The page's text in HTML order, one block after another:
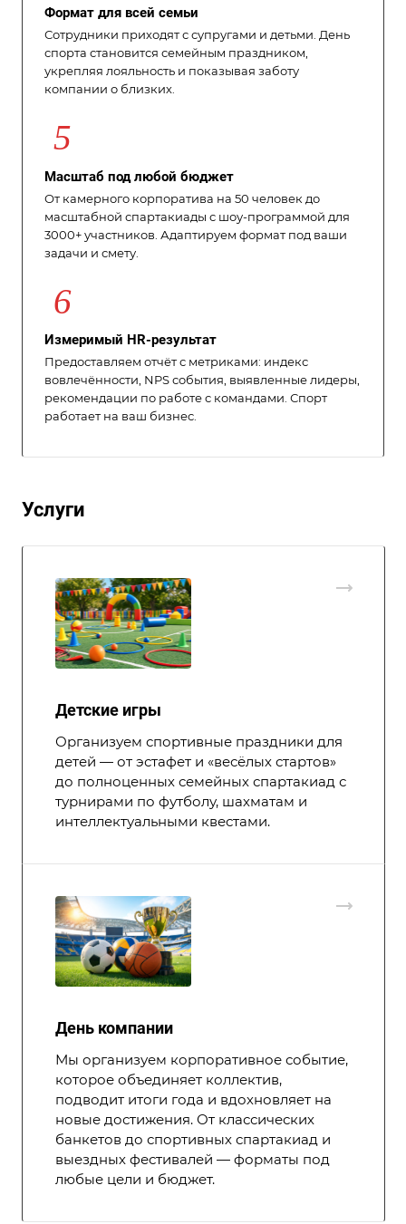
Формат для всей семьи
Сотрудники приходят с супругами и детьми. День
спорта становится семейным праздником,
укрепляя лояльность и показывая заботу
компании о близких.
5
Масштаб под любой бюджет
От камерного корпоратива на 50 человек до
масштабной спартакиады с шоу-программой для
3000+ участников. Адаптируем формат под ваши
задачи и смету.
6
Измеримый HR-результат
Предоставляем отчёт с метриками: индекс
вовлечённости, NPS события, выявленные лидеры,
рекомендации по работе с командами. Спорт
работает на ваш бизнес.
Услуги
Детские игры
Организуем спортивные праздники для
детей — от эстафет и «весёлых стартов»
до полноценных семейных спартакиад с
турнирами по футболу, шахматам и
интеллектуальными квестами.
День компании
Мы организуем корпоративное событие,
которое объединяет коллектив,
подводит итоги года и вдохновляет на
новые достижения. От классических
банкетов до спортивных спартакиад и
выездных фестивалей — форматы под
любые цели и бюджет.